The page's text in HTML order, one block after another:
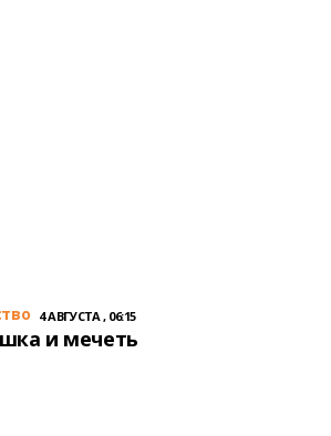
4 АВГУСТА , 06:15
и мечеть